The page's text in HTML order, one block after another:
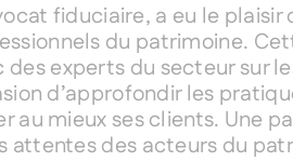
fiduciaire, a eu le plaisir
du patrimoine.
experts du secteur sur
d’approfondir les
au mieux ses clients. Une
attentes des acteurs du